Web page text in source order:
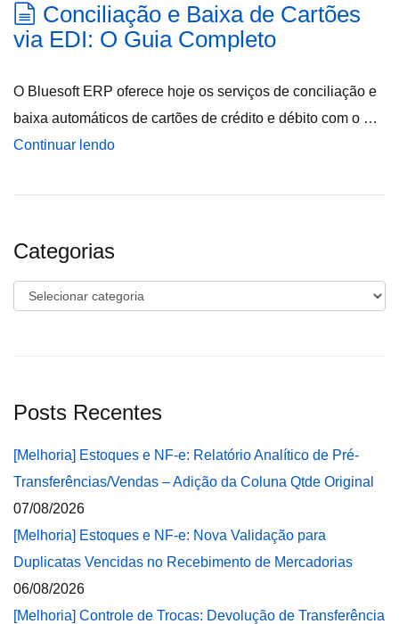
Conciliação e Baixa de Cartões
via EDI: O Guia Completo
O Bluesoft ERP oferece hoje os serviços de conciliação e
baixa automáticos de cartões de crédito e débito com o …
Continuar lendo
Categorias
Categorias
Posts Recentes
[Melhoria] Estoques e NF-e: Relatório Analítico de Pré-
Transferências/Vendas – Adição da Coluna Qtde Original
07/08/2026
[Melhoria] Estoques e NF-e: Nova Validação para
Duplicatas Vencidas no Recebimento de Mercadorias
06/08/2026
[Melhoria] Controle de Trocas: Devolução de Transferência